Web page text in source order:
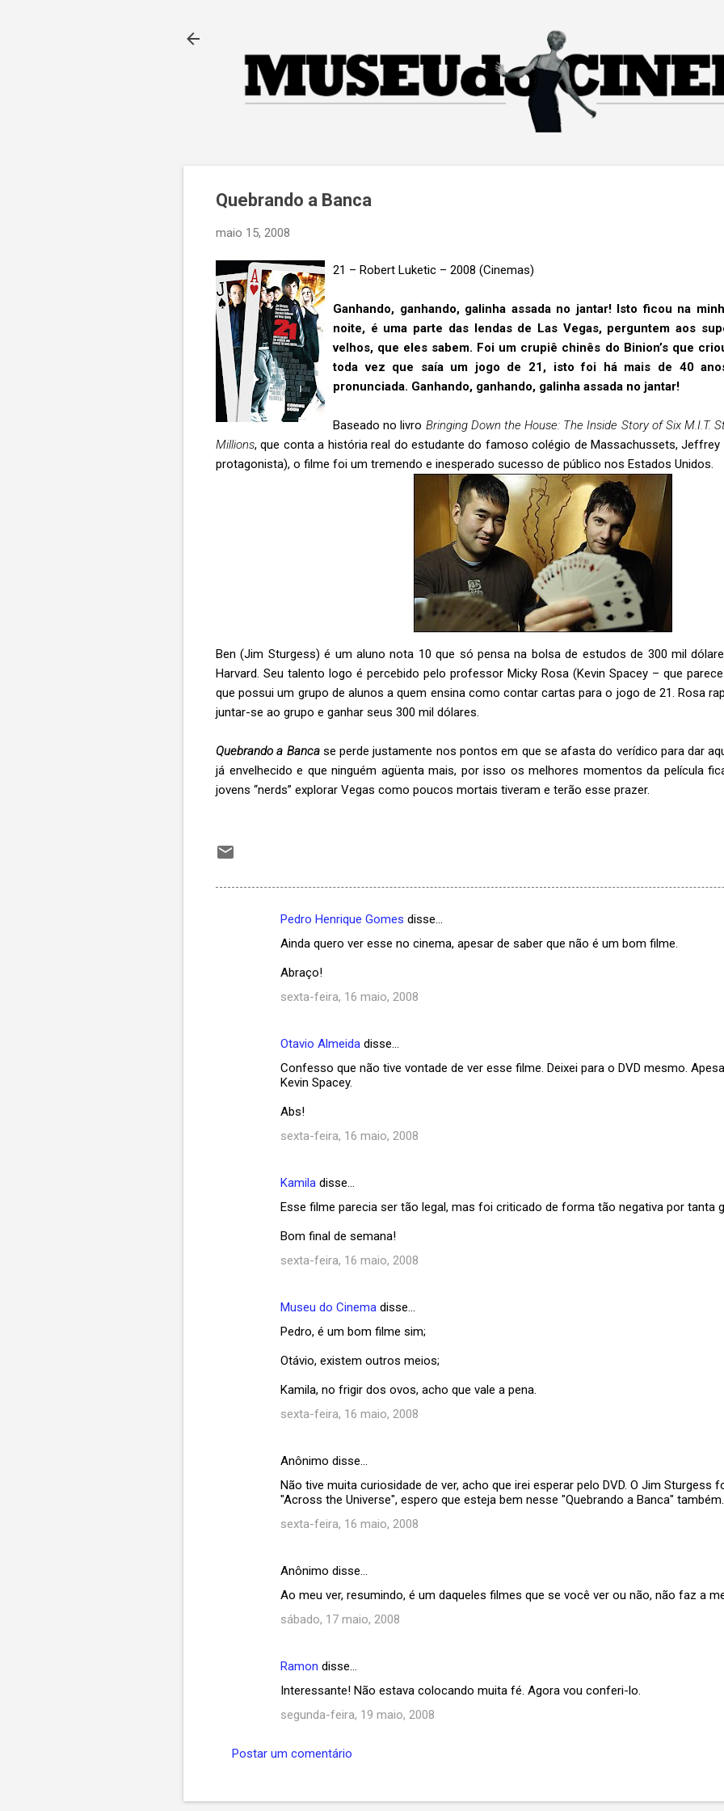
Quebrando a Banca
maio 15, 2008
21 – Robert Luketic – 2008 (Cinemas)
Ganhando, ganhando, galinha assada no jantar! Isto ficou na
noite, é uma parte das lendas de Las Vegas, perguntem aos
velhos, que eles sabem. Foi um crupiê chinês do Binion’s que
toda vez que saía um jogo de 21, isto foi há mais de 40
pronunciada. Ganhando, ganhando, galinha assada no jantar!
Baseado no livro Bringing Down the House: The Inside Story of Six M.I.T.
Millions, que conta a história real do estudante do famoso colégio de Massachussets,
protagonista), o filme foi um tremendo e inesperado sucesso de público nos Estados Unidos.
Ben (Jim Sturgess) é um aluno nota 10 que só pensa na bolsa de estudos de 300 mil
Harvard. Seu talento logo é percebido pelo professor Micky Rosa (Kevin Spacey – que
que possui um grupo de alunos a quem ensina como contar cartas para o jogo de 21. Rosa
juntar-se ao grupo e ganhar seus 300 mil dólares.
Quebrando a Bancase perde justamente nos pontos em que se afasta do verídico para dar
já envelhecido e que ninguém agüenta mais, por isso os melhores momentos da película
jovens “nerds” explorar Vegas como poucos mortais tiveram e terão esse prazer.
Pedro Henrique Gomes disse…
Ainda quero ver esse no cinema, apesar de saber que não é um bom filme.
Abraço!
sexta-feira, 16 maio, 2008
Otavio Almeida disse…
Confesso que não tive vontade de ver esse filme. Deixei para o DVD mesmo.
Kevin Spacey.
Abs!
sexta-feira, 16 maio, 2008
Kamila disse…
Esse filme parecia ser tão legal, mas foi criticado de forma tão negativa por tanta
Bom final de semana!
sexta-feira, 16 maio, 2008
Museu do Cinema disse…
Pedro, é um bom filme sim;
Otávio, existem outros meios;
Kamila, no frigir dos ovos, acho que vale a pena.
sexta-feira, 16 maio, 2008
Anônimo disse…
Não tive muita curiosidade de ver, acho que irei esperar pelo DVD. O Jim Sturgess
"Across the Universe", espero que esteja bem nesse "Quebrando a Banca"
sexta-feira, 16 maio, 2008
Anônimo disse…
Ao meu ver, resumindo, é um daqueles filmes que se você ver ou não, não faz a
sábado, 17 maio, 2008
Ramon disse…
Interessante! Não estava colocando muita fé. Agora vou conferi-lo.
segunda-feira, 19 maio, 2008
Postar um comentário